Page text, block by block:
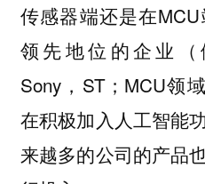
传感器端还是在
领先地位的企业
Sony，ST；MCU领
在积极加入人工智能
来越多的公司的产品